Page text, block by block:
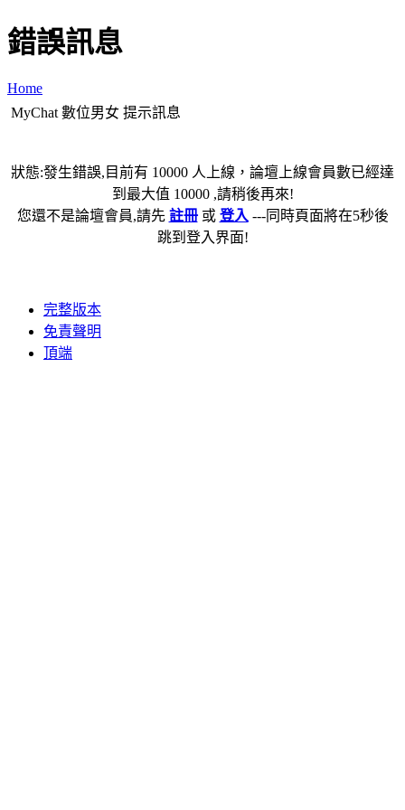
錯誤訊息
Home
MyChat 數位男女 提示訊息
狀態:發生錯誤,目前有 10000 人上線，論壇上線會員數已經達
到最大值 10000 ,請稍後再來!
您還不是論壇會員,請先 註冊或 登入 ---同時頁面將在5秒後
跳到登入界面!
完整版本
免責聲明
頂端